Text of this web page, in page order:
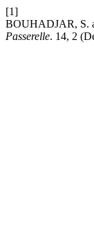
[1]
BOUHADJAR, S.
Passerelle. 14, 2